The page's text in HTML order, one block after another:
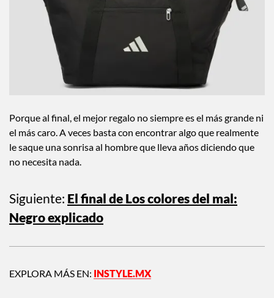
Porque al final, el mejor regalo no siempre es el más grande ni
el más caro. A veces basta con encontrar algo que realmente
le saque una sonrisa al hombre que lleva años diciendo que
no necesita nada.
Siguiente: El final de Los colores del mal:
Negro explicado
EXPLORA MÁS EN: INSTYLE.MX